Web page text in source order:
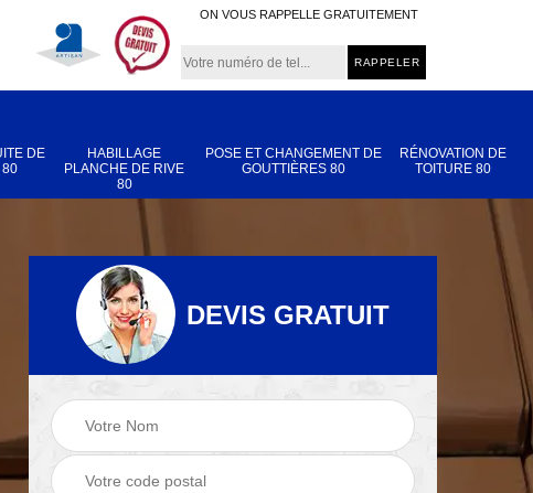
ON VOUS RAPPELLE GRATUITEMENT
DE
80
HABILLAGE
PLANCHE DE RIVE
80
POSE ET CHANGEMENT DE
GOUTTIÈRES 80
RÉNOVATION DE
TOITURE 80
80
Nettoyage et
démoussage de
toiture 80
Réparation de
toiture 80
DEVIS GRATUIT